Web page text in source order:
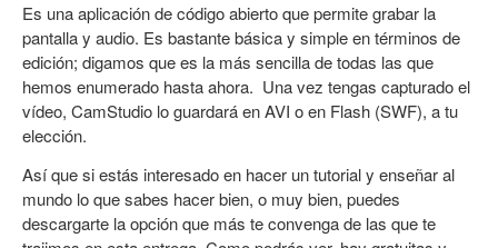
Es una aplicación de código abierto que permite grabar la
pantalla y audio. Es bastante básica y simple en términos de
edición; digamos que es la más sencilla de todas las que
hemos enumerado hasta ahora. Una vez tengas capturado el
vídeo, CamStudio lo guardará en AVI o en Flash (SWF), a tu
elección.
Así que si estás interesado en hacer un tutorial y enseñar al
mundo lo que sabes hacer bien, o muy bien, puedes
descargarte la opción que más te convenga de las que te